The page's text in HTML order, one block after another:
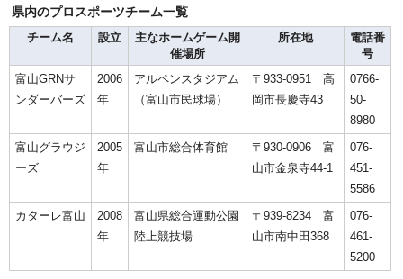
県内のプロスポーツチーム一覧
チーム名
設立
主なホームゲーム開
催場所
所在地
電話番
号
富山GRNサ
ンダーバーズ
2006
年
アルペンスタジアム
（富山市民球場）
〒933-0951 高
岡市長慶寺43
0766-
50-
8980
富山グラウジ
ーズ
2005
年
富山市総合体育館
〒930-0906 富
山市金泉寺44-1
076-
451-
5586
カターレ富山
2008
年
富山県総合運動公園
陸上競技場
〒939-8234 富
山市南中田368
076-
461-
5200